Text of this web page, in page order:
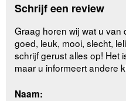
Schrijf een review
Graag horen wij wat u van
goed, leuk, mooi, slecht,
schrijf gerust alles op! Het
maar u informeert andere
Naam: